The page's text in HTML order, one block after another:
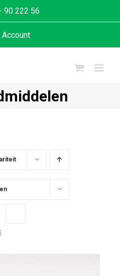
90 222 56
Account